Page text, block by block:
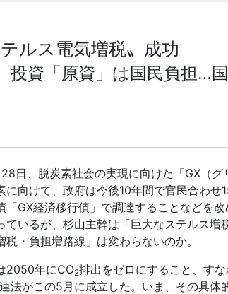
テルス電気増税〟成功
資「原資」は国民負担…
28日、脱炭素社会の実現に向けた「GX （
に向けて、政府は今後10年間で官民合わせ
「GX経済移行債」で調達することなどを
ているが、杉山主幹は「巨大なステルス
税・負担増路線」は変わらないのか。
2050年にCO2排出をゼロにすること、す
法がこの5 月に成立した。いま、その具体